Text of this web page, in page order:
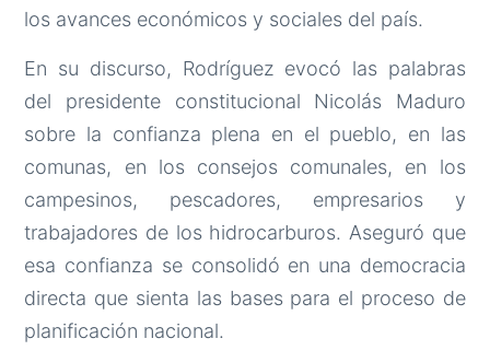
los avances económicos y sociales del país.
En su discurso, Rodríguez evocó las palabras
del presidente constitucional Nicolás Maduro
sobre la confianza plena en el pueblo, en las
comunas, en los consejos comunales, en los
campesinos, pescadores, empresarios y
trabajadores de los hidrocarburos. Aseguró que
esa confianza se consolidó en una democracia
directa que sienta las bases para el proceso de
planificación nacional.